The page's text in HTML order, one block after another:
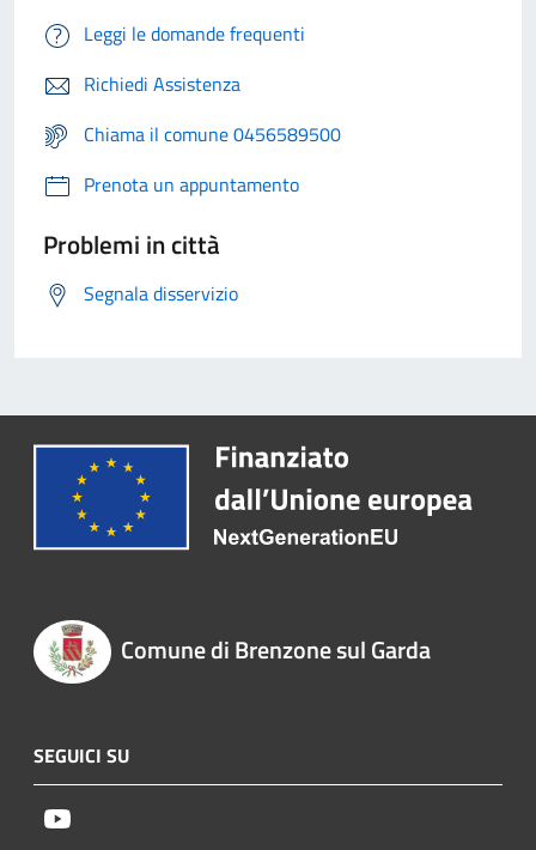
Leggi le domande frequenti
Richiedi Assistenza
Chiama il comune 0456589500
Prenota un appuntamento
Problemi in città
Segnala disservizio
Comune di Brenzone sul Garda
SEGUICI SU